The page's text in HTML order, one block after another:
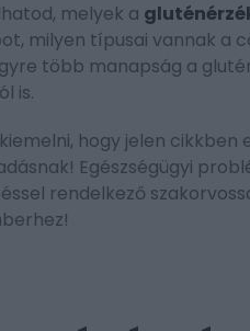
melyek a
milyen típusai vannak a
több manapság a
is.
hogy jelen
Egészségügyi
rendelkező